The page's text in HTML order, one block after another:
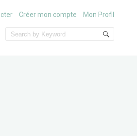
Créer mon compte Mon Profil